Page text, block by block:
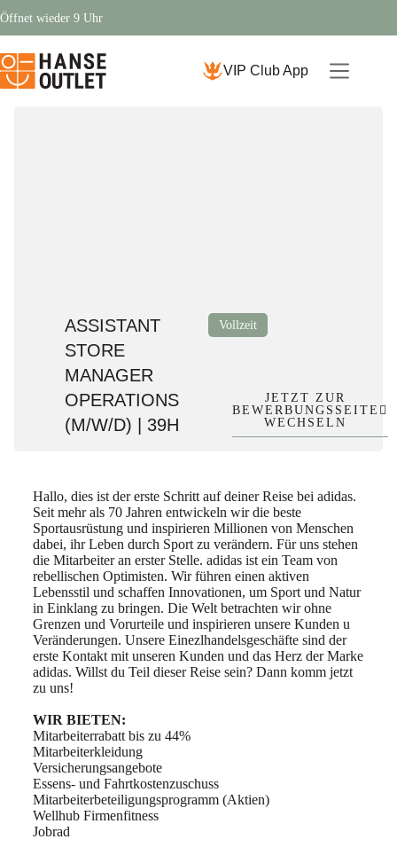
Öffnet wieder 9 Uhr
VIP Club App
ASSISTANT
STORE
MANAGER
OPERATIONS
(M/W/D) | 39H
Vollzeit
JETZT ZUR
BEWERBUNGSSEITE
WECHSELN
Hallo, dies ist der erste Schritt auf deiner Reise bei adidas.
Seit mehr als 70 Jahren entwickeln wir die beste
Sportausrüstung und inspirieren Millionen von Menschen
dabei, ihr Leben durch Sport zu verändern. Für uns stehen
die Mitarbeiter an erster Stelle. adidas ist ein Team von
rebellischen Optimisten. Wir führen einen aktiven
Lebensstil und schaffen Innovationen, um Sport und Natur
in Einklang zu bringen. Die Welt betrachten wir ohne
Grenzen und Vorurteile und inspirieren unsere Kunden u
Veränderungen. Unsere Einezlhandelsgeschäfte sind der
erste Kontakt mit unseren Kunden und das Herz der Marke
adidas. Willst du Teil dieser Reise sein? Dann komm jetzt
zu uns!
WIR BIETEN:
Mitarbeiterrabatt bis zu 44%
Mitarbeiterkleidung
Versicherungsangebote
Essens- und Fahrtkostenzuschuss
Mitarbeiterbeteiligungsprogramm (Aktien)
Wellhub Firmenfitness
Jobrad